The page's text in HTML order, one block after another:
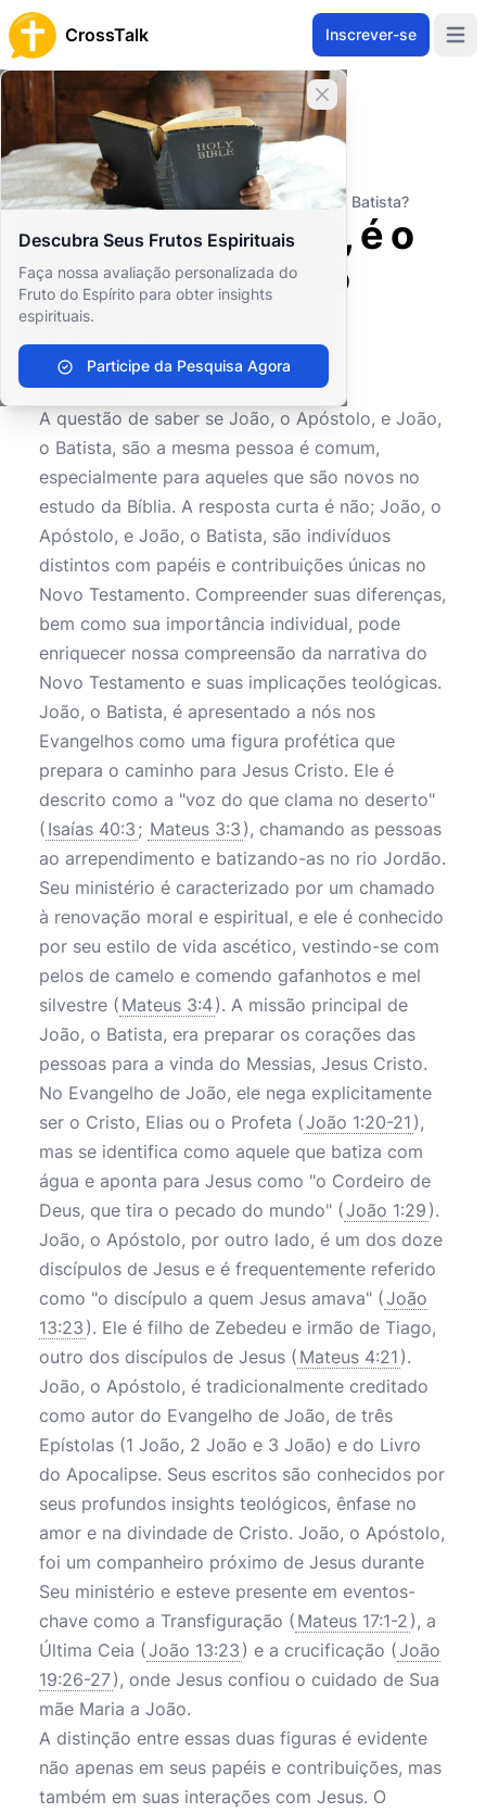
CrossTalk Inscrever-se
Fechar banner
Descubra Seus Frutos Espirituais
Faça nossa avaliação personalizada do
Fruto do Espírito para obter insights
espirituais.
Participe da Pesquisa Agora
Home
Arquivo de Perguntas
Conceitos Teológicos
Práticas Sagradas
João, o Apóstolo, é o mesmo que João Batista?
João, o Apóstolo, é o
mesmo que João
Batista?
0 0 588
A questão de saber se João, o Apóstolo, e João,
o Batista, são a mesma pessoa é comum,
especialmente para aqueles que são novos no
estudo da Bíblia. A resposta curta é não; João, o
Apóstolo, e João, o Batista, são indivíduos
distintos com papéis e contribuições únicas no
Novo Testamento. Compreender suas diferenças,
bem como sua importância individual, pode
enriquecer nossa compreensão da narrativa do
Novo Testamento e suas implicações teológicas.
João, o Batista, é apresentado a nós nos
Evangelhos como uma figura profética que
prepara o caminho para Jesus Cristo. Ele é
descrito como a "voz do que clama no deserto"
( Isaías 40:3 ; Mateus 3:3 ), chamando as pessoas
ao arrependimento e batizando-as no rio Jordão.
Seu ministério é caracterizado por um chamado
à renovação moral e espiritual, e ele é conhecido
por seu estilo de vida ascético, vestindo-se com
pelos de camelo e comendo gafanhotos e mel
silvestre ( Mateus 3:4). A missão principal de
João, o Batista, era preparar os corações das
pessoas para a vinda do Messias, Jesus Cristo.
No Evangelho de João, ele nega explicitamente
ser o Cristo, Elias ou o Profeta (João 1:20-21 ),
mas se identifica como aquele que batiza com
água e aponta para Jesus como "o Cordeiro de
Deus, que tira o pecado do mundo" (João 1:29 ).
João, o Apóstolo, por outro lado, é um dos doze
discípulos de Jesus e é frequentemente referido
como "o discípulo a quem Jesus amava" (João
13:23 ). Ele é filho de Zebedeu e irmão de Tiago,
outro dos discípulos de Jesus ( Mateus 4:21 ).
João, o Apóstolo, é tradicionalmente creditado
como autor do Evangelho de João, de três
Epístolas (1 João, 2 João e 3 João) e do Livro
do Apocalipse. Seus escritos são conhecidos por
seus profundos insights teológicos, ênfase no
amor e na divindade de Cristo. João, o Apóstolo,
foi um companheiro próximo de Jesus durante
Seu ministério e esteve presente em eventos-
chave como a Transfiguração ( Mateus 17:1-2 ), a
Última Ceia (João 13:23 ) e a crucificação (João
19:26-27), onde Jesus confiou o cuidado de Sua
mãe Maria a João.
A distinção entre essas duas figuras é evidente
não apenas em seus papéis e contribuições, mas
também em suas interações com Jesus. O